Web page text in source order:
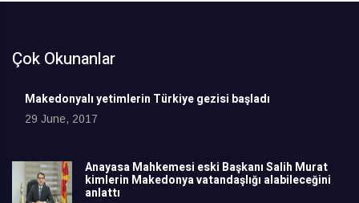
Çok Okunanlar
Makedonyalı yetimlerin Türkiye gezisi başladı
29 June, 2017
Anayasa Mahkemesi eski Başkanı Salih Murat
kimlerin Makedonya vatandaşlığı alabileceğini
anlattı